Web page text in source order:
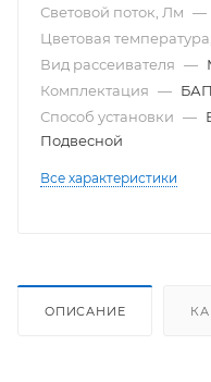
Световой поток, Лм —
Цветовая
Вид рассеивателя —
Комплектация —
Способ установки —
Подвесной
Все характеристики
ОПИСАНИЕ